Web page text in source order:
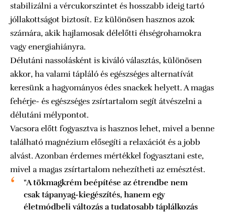
stabilizálni a vércukorszintet és hosszabb ideig tartó
jóllakottságot biztosít. Ez különösen hasznos azok
számára, akik hajlamosak délelőtti éhségrohamokra
vagy energiahiányra.
Délutáni nassolásként is kiváló választás, különösen
akkor, ha valami tápláló és egészséges alternatívát
keresünk a hagyományos édes snackek helyett. A magas
fehérje- és egészséges zsírtartalom segít átvészelni a
délutáni mélypontot.
Vacsora előtt fogyasztva is hasznos lehet, mivel a benne
található magnézium elősegíti a relaxációt és a jobb
alvást. Azonban érdemes mértékkel fogyasztani este,
mivel a magas zsírtartalom nehezítheti az emésztést.
"A tökmagkrém beépítése az étrendbe nem
csak tápanyag-kiegészítés, hanem egy
életmódbeli változás a tudatosabb táplálkozás